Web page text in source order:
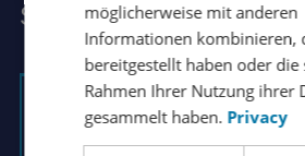
Stellen Sie Rutger Ihre
Rutger Groenendijk
möglicherweise mit anderen
Informationen kombinieren,
bereitgestellt haben oder die
Rahmen Ihrer Nutzung ihrer
gesammelt haben. Privacy